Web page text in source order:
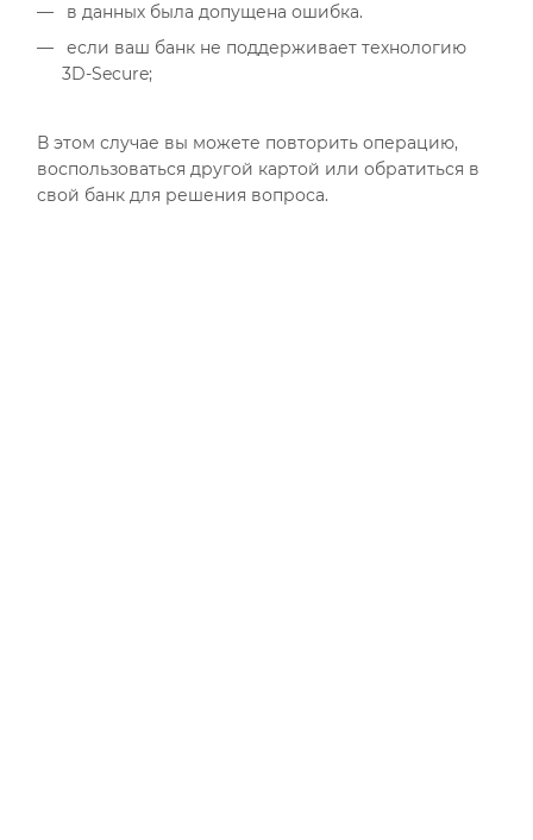
в данных была допущена ошибка.
если ваш банк не поддерживает технологию
3D-Secure;
В этом случае вы можете повторить операцию,
воспользоваться другой картой или обратиться в
свой банк для решения вопроса.